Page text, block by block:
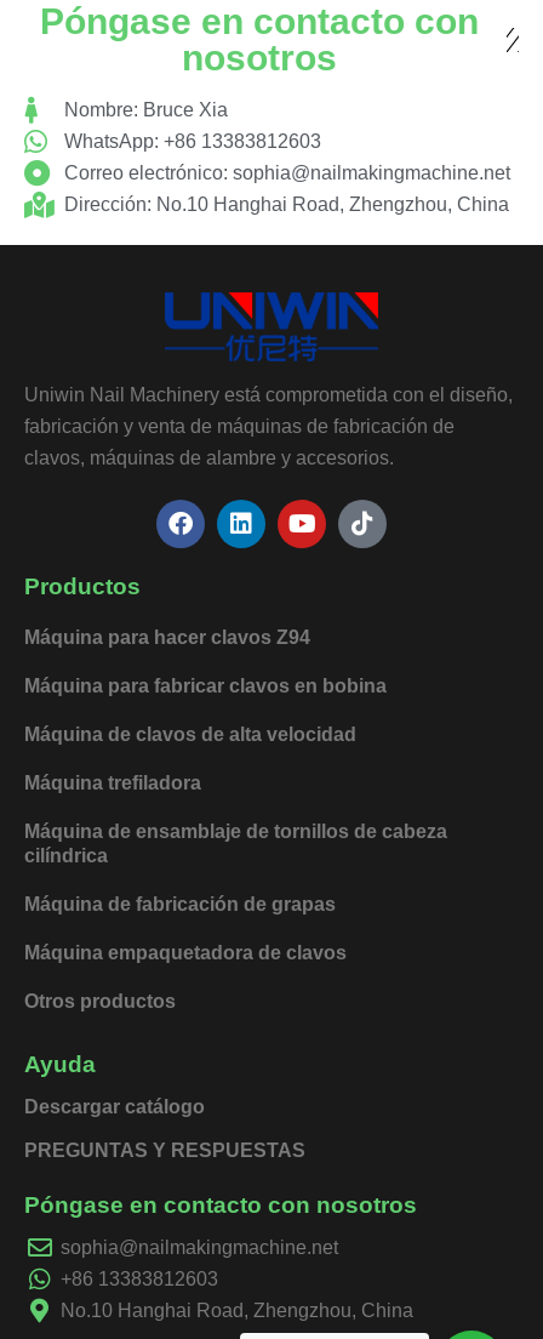
Póngase en contacto con
nosotros
Nombre: Bruce Xia
WhatsApp: +86 13383812603
Correo electrónico: sophia@nailmakingmachine.net
Dirección: No.10 Hanghai Road, Zhengzhou, China
Uniwin Nail Machinery está comprometida con el diseño,
fabricación y venta de máquinas de fabricación de
clavos, máquinas de alambre y accesorios.
F
a
o
k
L
i
d
n
Y
o
b
T
i
Productos
Máquina para hacer clavos Z94
Máquina para fabricar clavos en bobina
Máquina de clavos de alta velocidad
Máquina trefiladora
Máquina de ensamblaje de tornillos de cabeza
cilíndrica
Máquina de fabricación de grapas
Máquina empaquetadora de clavos
Otros productos
Ayuda
Descargar catálogo
PREGUNTAS Y RESPUESTAS
Póngase en contacto con nosotros
sophia@nailmakingmachine.net
+86 13383812603
No.10 Hanghai Road, Zhengzhou, China